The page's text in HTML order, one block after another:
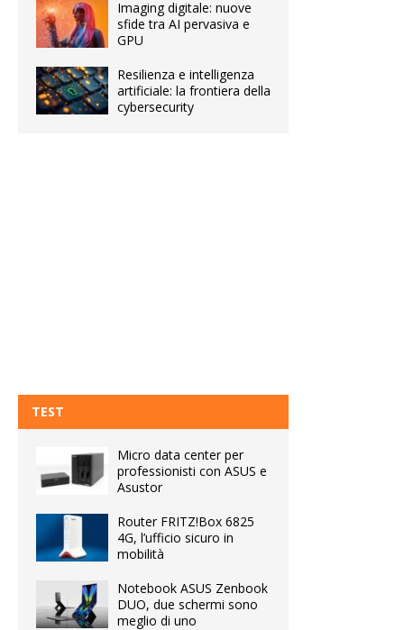
Imaging digitale: nuove
sfide tra AI pervasiva e
GPU
Resilienza e intelligenza
artificiale: la frontiera della
cybersecurity
TEST
Micro data center per
professionisti con ASUS e
Asustor
Router FRITZ!Box 6825
4G, l’ufficio sicuro in
mobilità
Notebook ASUS Zenbook
DUO, due schermi sono
meglio di uno